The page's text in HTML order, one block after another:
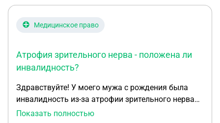
Медицинское право
Атрофия зрительного нерва - положена ли
инвалидность?
Здравствуйте! У моего мужа с рождения была
инвалидность из-за атрофии зрительного нерва
правого глаза, в 2000-х годах без объяснения
Показать полностью